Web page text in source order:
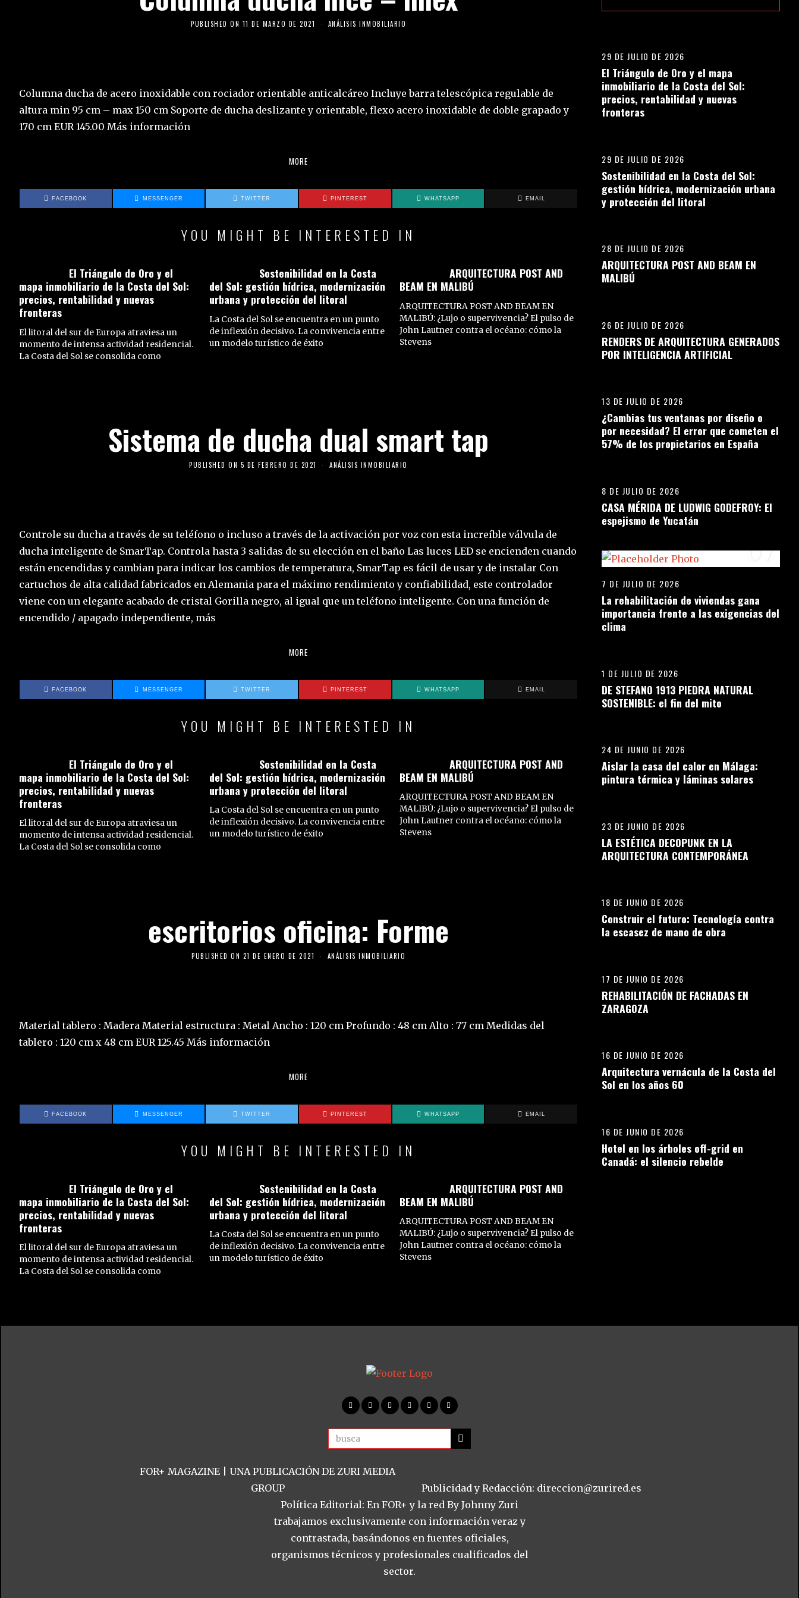
PUBLISHED ON 11 DE MARZO DE 2021 ANÁLISIS INMOBILIARIO
Columna ducha de acero inoxidable con rociador orientable anticalcáreo Incluye barra telescópica regulable de
altura min 95 cm – max 150 cm Soporte de ducha deslizante y orientable, flexo acero inoxidable de doble grapado y
170 cm EUR 145.00 Más información
MORE
FACEBOOK MESSENGER TWITTER PINTEREST WHATSAPP EMAIL
YOU MIGHT BE INTERESTED IN
El Triángulo de Oro y el
mapa inmobiliario de la Costa del Sol:
precios, rentabilidad y nuevas
fronteras
El litoral del sur de Europa atraviesa un
momento de intensa actividad residencial.
La Costa del Sol se consolida como
Sostenibilidad en la Costa
del Sol: gestión hídrica, modernización
urbana y protección del litoral
La Costa del Sol se encuentra en un punto
de inflexión decisivo. La convivencia entre
un modelo turístico de éxito
ARQUITECTURA POST AND
BEAM EN MALIBÚ
ARQUITECTURA POST AND BEAM EN
MALIBÚ: ¿Lujo o supervivencia? El pulso de
John Lautner contra el océano: cómo la
Stevens
Sistema de ducha dual smart tap
PUBLISHED ON 5 DE FEBRERO DE 2021 ANÁLISIS INMOBILIARIO
Controle su ducha a través de su teléfono o incluso a través de la activación por voz con esta increíble válvula de
ducha inteligente de SmarTap. Controla hasta 3 salidas de su elección en el baño Las luces LED se encienden cuando
están encendidas y cambian para indicar los cambios de temperatura, SmarTap es fácil de usar y de instalar Con
cartuchos de alta calidad fabricados en Alemania para el máximo rendimiento y confiabilidad, este controlador
viene con un elegante acabado de cristal Gorilla negro, al igual que un teléfono inteligente. Con una función de
encendido / apagado independiente, más
MORE
FACEBOOK MESSENGER TWITTER PINTEREST WHATSAPP EMAIL
YOU MIGHT BE INTERESTED IN
El Triángulo de Oro y el
mapa inmobiliario de la Costa del Sol:
precios, rentabilidad y nuevas
fronteras
El litoral del sur de Europa atraviesa un
momento de intensa actividad residencial.
La Costa del Sol se consolida como
Sostenibilidad en la Costa
del Sol: gestión hídrica, modernización
urbana y protección del litoral
La Costa del Sol se encuentra en un punto
de inflexión decisivo. La convivencia entre
un modelo turístico de éxito
ARQUITECTURA POST AND
BEAM EN MALIBÚ
ARQUITECTURA POST AND BEAM EN
MALIBÚ: ¿Lujo o supervivencia? El pulso de
John Lautner contra el océano: cómo la
Stevens
escritorios oficina: Forme
PUBLISHED ON 21 DE ENERO DE 2021 ANÁLISIS INMOBILIARIO
Material tablero : Madera Material estructura : Metal Ancho : 120 cm Profundo : 48 cm Alto : 77 cm Medidas del
tablero : 120 cm x 48 cm EUR 125.45 Más información
MORE
FACEBOOK MESSENGER TWITTER PINTEREST WHATSAPP EMAIL
YOU MIGHT BE INTERESTED IN
El Triángulo de Oro y el
mapa inmobiliario de la Costa del Sol:
precios, rentabilidad y nuevas
fronteras
El litoral del sur de Europa atraviesa un
momento de intensa actividad residencial.
La Costa del Sol se consolida como
Sostenibilidad en la Costa
del Sol: gestión hídrica, modernización
urbana y protección del litoral
La Costa del Sol se encuentra en un punto
de inflexión decisivo. La convivencia entre
un modelo turístico de éxito
ARQUITECTURA POST AND
BEAM EN MALIBÚ
ARQUITECTURA POST AND BEAM EN
MALIBÚ: ¿Lujo o supervivencia? El pulso de
John Lautner contra el océano: cómo la
Stevens
29 DE JULIO DE 2026
El Triángulo de Oro y el mapa
inmobiliario de la Costa del Sol:
precios, rentabilidad y nuevas
fronteras
29 DE JULIO DE 2026
Sostenibilidad en la Costa del Sol:
gestión hídrica, modernización urbana
y protección del litoral
28 DE JULIO DE 2026
ARQUITECTURA POST AND BEAM EN
MALIBÚ
26 DE JULIO DE 2026
RENDERS DE ARQUITECTURA GENERADOS
POR INTELIGENCIA ARTIFICIAL
13 DE JULIO DE 2026
¿Cambias tus ventanas por diseño o
por necesidad? El error que cometen el
57% de los propietarios en España
8 DE JULIO DE 2026
CASA MÉRIDA DE LUDWIG GODEFROY: El
espejismo de Yucatán
07
7 DE JULIO DE 2026
La rehabilitación de viviendas gana
importancia frente a las exigencias del
clima
1 DE JULIO DE 2026
DE STEFANO 1913 PIEDRA NATURAL
SOSTENIBLE: el fin del mito
24 DE JUNIO DE 2026
Aislar la casa del calor en Málaga:
pintura térmica y láminas solares
23 DE JUNIO DE 2026
LA ESTÉTICA DECOPUNK EN LA
ARQUITECTURA CONTEMPORÁNEA
18 DE JUNIO DE 2026
Construir el futuro: Tecnología contra
la escasez de mano de obra
17 DE JUNIO DE 2026
REHABILITACIÓN DE FACHADAS EN
ZARAGOZA
16 DE JUNIO DE 2026
Arquitectura vernácula de la Costa del
Sol en los años 60
16 DE JUNIO DE 2026
Hotel en los árboles off-grid en
Canadá: el silencio rebelde
FOR+ MAGAZINE | UNA PUBLICACIÓN DE ZURI MEDIA
GROUP
Publicidad y Redacción: direccion@zurired.es
Política Editorial: En FOR+ y la red By Johnny Zuri
trabajamos exclusivamente con información veraz y
contrastada, basándonos en fuentes oficiales,
organismos técnicos y profesionales cualificados del
sector.